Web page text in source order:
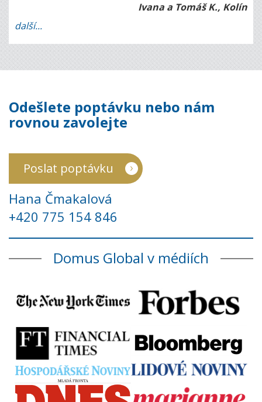
Ivana a Tomáš K., Kolín
další...
Odešlete poptávku nebo nám
rovnou zavolejte
Poslat poptávku
Hana Čmakalová
+420 775 154 846
Domus Global v médiích